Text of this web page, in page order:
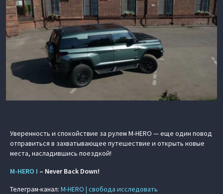
Уверенность и спокойствие за рулем M‑HERO — еще один повод
отправиться в захватывающее путешествие и открыть новые
места, насладившись поездкой!
M‑HERO I – Never Back Down!
Телеграм-канал: M‑HERO | свобода исследовать